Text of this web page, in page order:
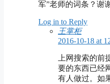
军”老师的词条？谢
Log in to Reply
王掌柜
2016-10-18 at
上网搜索的前
要的东西已经
有人做过。如